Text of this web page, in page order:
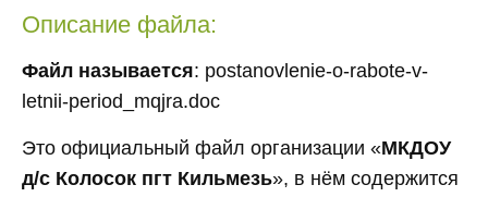
Описание файла:
Файл называется: postanovlenie-o-rabote-v-
letnii-period_mqjra.doc
Это официальный файл организации «МКДОУ
д/с Колосок пгт Кильмезь», в нём содержится